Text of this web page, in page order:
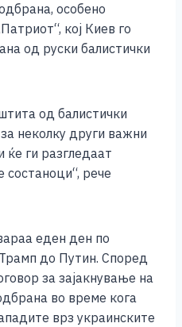
особено
кој Киев го
од руски балистички
од балистички
неколку други важни
ги разгледаат
состаноци“, рече
еден ден по
до Путин. Според
за зајакнување на
во време кога
врз украинските